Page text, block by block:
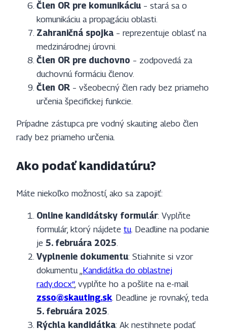
Člen OR pre komunikáciu – stará sa o
komunikáciu a propagáciu oblasti.
Zahraničná spojka – reprezentuje oblasť na
medzinárodnej úrovni.
Člen OR pre duchovno – zodpovedá za
duchovnú formáciu členov.
Člen OR – všeobecný člen rady bez priameho
určenia špecifickej funkcie.
Prípadne zástupca pre vodný skauting alebo člen
rady bez priameho určenia.
Ako podať kandidatúru?
Máte niekoľko možností, ako sa zapojiť:
Online kandidátsky formulár: Vyplňte
formulár, ktorý nájdete tu. Deadline na podanie
je 5. februára 2025.
Vyplnenie dokumentu: Stiahnite si vzor
dokumentu „Kandidátka do oblastnej
rady.docx“, vyplňte ho a pošlite na e-mail
zsso@skauting.sk. Deadline je rovnaký, teda
5. februára 2025.
Rýchla kandidátka: Ak nestihnete podať